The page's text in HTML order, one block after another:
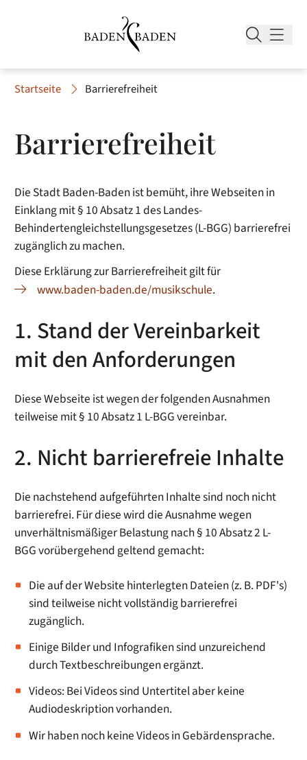
Startseite Barrierefreiheit
Barrierefreiheit
Die Stadt Baden-Baden ist bemüht, ihre Webseiten in
Einklang mit § 10 Absatz 1 des Landes-
Behindertengleichstellungsgesetzes (L-BGG) barrierefrei
zugänglich zu machen.
Diese Erklärung zur Barrierefreiheit gilt für
www.baden-baden.de/musikschule.
1. Stand der Vereinbarkeit
mit den Anforderungen
Diese Webseite ist wegen der folgenden Ausnahmen
teilweise mit § 10 Absatz 1 L-BGG vereinbar.
2. Nicht barrierefreie Inhalte
Die nachstehend aufgeführten Inhalte sind noch nicht
barrierefrei. Für diese wird die Ausnahme wegen
unverhältnismäßiger Belastung nach § 10 Absatz 2 L-
BGG vorübergehend geltend gemacht:
Die auf der Website hinterlegten Dateien (z. B. PDF's)
sind teilweise nicht vollständig barrierefrei
zugänglich.
Einige Bilder und Infografiken sind unzureichend
durch Textbeschreibungen ergänzt.
Videos: Bei Videos sind Untertitel aber keine
Audiodeskription vorhanden.
Wir haben noch keine Videos in Gebärdensprache.